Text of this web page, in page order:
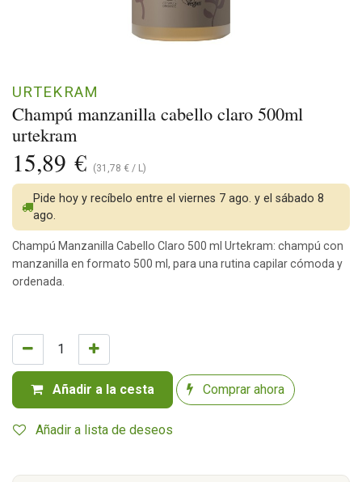
Champú manzanilla cabello claro 500ml
urtekram
URTEKRAM
15,89 € (31,78 € / L )
Añadir a la cesta Comprar ahora
Añadir a lista de deseos
Pide hoy y recíbelo entre el viernes 7 ago. y el sábado 8
ago.
Champú Manzanilla Cabello Claro 500 ml Urtekram: champú con
manzanilla en formato 500 ml, para una rutina capilar cómoda y
ordenada.